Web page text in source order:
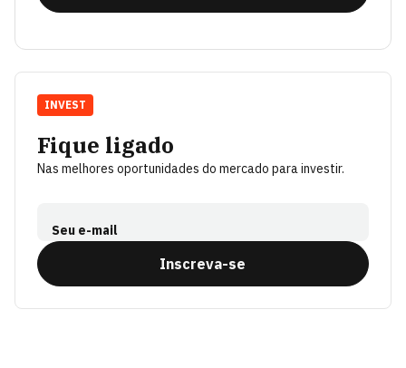
Fique ligado
Nas melhores oportunidades do mercado para investir.
Seu e-mail
Inscreva-se
INVEST